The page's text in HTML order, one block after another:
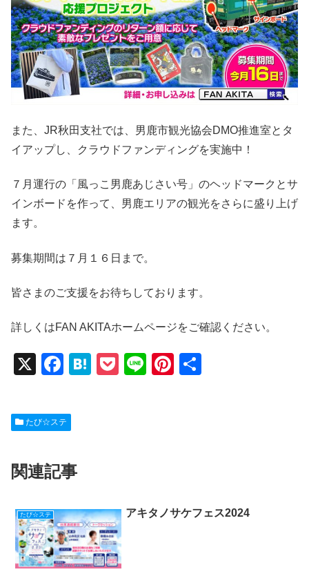
また、JR秋田支社では、男鹿市観光協会DMO推進室とタ
イアップし、クラウドファンディングを実施中！
７月運行の「風っこ男鹿あじさい号」のヘッドマークとサ
インボードを作って、男鹿エリアの観光をさらに盛り上げ
ます。
募集期間は７月１６日まで。
皆さまのご支援をお待ちしております。
詳しくはFAN AKITAホームページをご確認ください。
X
F
c
e
o
k
H
P
Li
Pi
たび☆ステ
関連記事
たび☆ステ アキタノサケフェス2024